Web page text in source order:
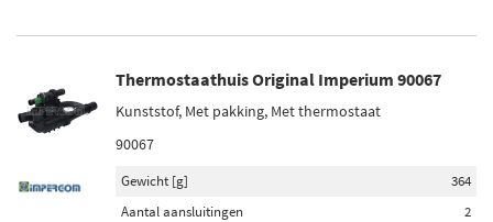
Thermostaathuis Original Imperium 90067
Kunststof, Met pakking, Met thermostaat
90067
Gewicht [g]
364
Aantal aansluitingen
2